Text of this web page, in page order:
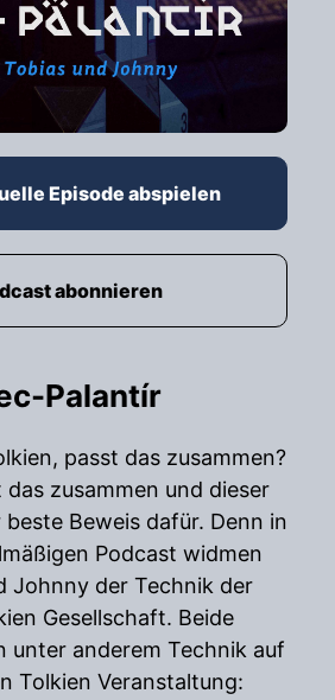
Palantír
passt das zusammen?
zusammen und dieser
Beweis dafür. Denn in
Podcast widmen
Johnny der Technik der
Gesellschaft. Beide
unter anderem Technik auf
Tolkien Veranstaltung:
Episode abspielen
abonnieren